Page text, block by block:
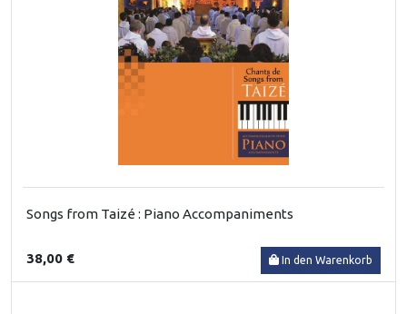
Songs from Taizé : Piano Accompaniments
38,00 € In den Warenkorb